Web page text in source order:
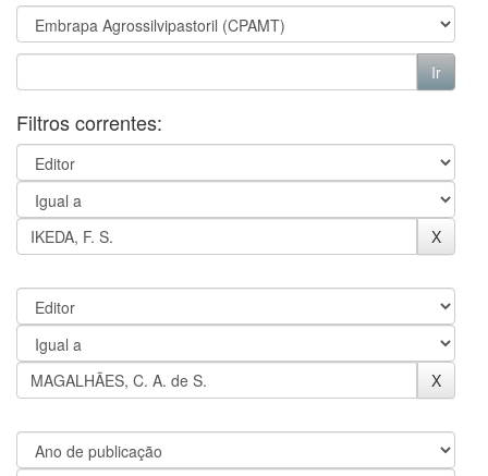
Filtros correntes: